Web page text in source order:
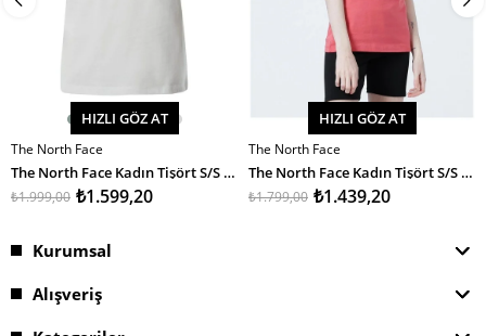
SEPETE EKLE
HIZLI GÖZ AT
The North Face
The North Face Kadın Tişört S/S Easy Tee
₺1.599,20
₺1.999,00
SEPETE EKLE
HIZLI GÖZ AT
The North Face
The North Face Kadın Tişört S/S Neverstopexploring Tee-Eu
₺1.439,20
₺1.799,00
Kurumsal
Alışveriş